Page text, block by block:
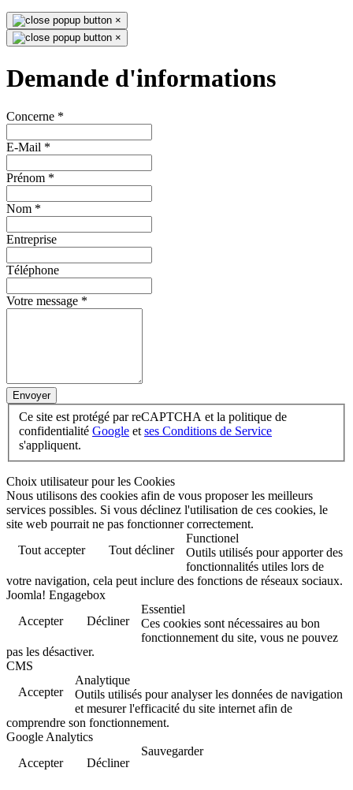
×
×
Demande d'informations
Concerne *
E-Mail *
Prénom *
Nom *
Entreprise
Téléphone
Votre message *
Envoyer
Ce site est protégé par reCAPTCHA et la politique de
confidentialité Google et ses Conditions de Service
s'appliquent.
Choix utilisateur pour les Cookies
Nous utilisons des cookies afin de vous proposer les meilleurs
services possibles. Si vous déclinez l'utilisation de ces cookies, le
site web pourrait ne pas fonctionner correctement.
Tout accepter
Tout décliner
Functionel
Outils utilisés pour apporter des
fonctionnalités utiles lors de
votre navigation, cela peut inclure des fonctions de réseaux sociaux.
Joomla! Engagebox
Accepter
Décliner
Essentiel
Ces cookies sont nécessaires au bon
fonctionnement du site, vous ne pouvez
pas les désactiver.
CMS
Accepter
Analytique
Outils utilisés pour analyser les données de navigation
et mesurer l'efficacité du site internet afin de
comprendre son fonctionnement.
Google Analytics
Accepter
Décliner
Sauvegarder